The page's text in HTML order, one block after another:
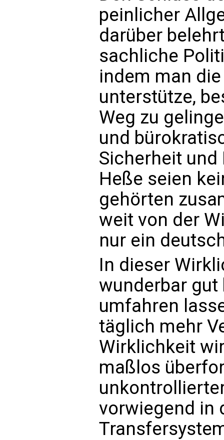
peinlicher
darüber
sachliche
indem man
unterstütze,
Weg zu
und
Sicherheit
Heße seien
gehörten
weit von der
nur ein
In dieser
wunderbar
umfahren
täglich mehr
Wirklichkeit
maßlos
vorwiegend in